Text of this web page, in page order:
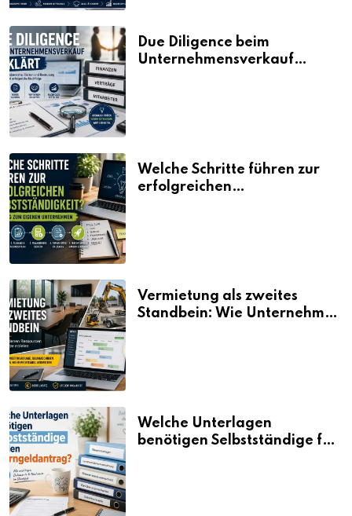
Due Diligence beim
Unternehmensverkauf
Welche Schritte führen zur
erfolgreichen
Vermietung als zweites
Standbein: Wie Unternehmen
Welche Unterlagen
benötigen Selbstständige für